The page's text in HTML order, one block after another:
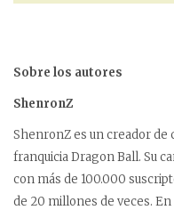
Sobre los autores
ShenronZ
ShenronZ es un creador de
franquicia Dragon Ball. Su
con más de 100.000
de 20 millones de veces.